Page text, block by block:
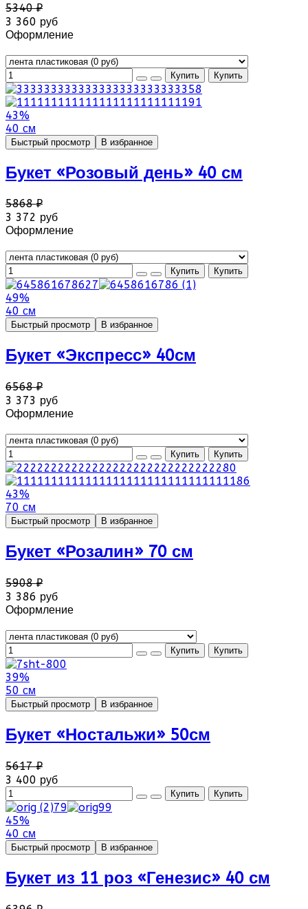
5340 ₽
3 360 руб
Оформление
43%
40 см
Быстрый просмотр В избранное
Букет «Розовый день» 40 см
5868 ₽
3 372 руб
Оформление
49%
40 см
Быстрый просмотр В избранное
Букет «Экспресс» 40см
6568 ₽
3 373 руб
Оформление
43%
70 см
Быстрый просмотр В избранное
Букет «Розалин» 70 см
5908 ₽
3 386 руб
Оформление
39%
50 см
Быстрый просмотр В избранное
Букет «Ностальжи» 50см
5617 ₽
3 400 руб
45%
40 см
Быстрый просмотр В избранное
Букет из 11 роз «Генезис» 40 см